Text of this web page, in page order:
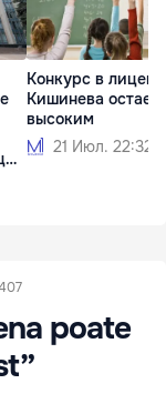
Конкурс в лицеи
Кишинева
высоким
21 Июл. 22:32
poate